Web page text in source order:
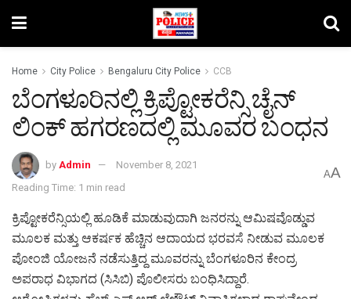
Home City Police Bengaluru City Police CCB
ಬೆಂಗಳೂರಿನಲ್ಲಿ ಕ್ರಿಪ್ಟೋಕರೆನ್ಸಿ ಚೈನ್
ಲಿಂಕ್ ಹಗರಣದಲ್ಲಿ ಮೂವರ ಬಂಧನ
by Admin
November 8, 2021
Reading Time: 1 min read
AA
ಕ್ರಿಪ್ಟೋಕರೆನ್ಸಿಯಲ್ಲಿ ಹೂಡಿಕೆ ಮಾಡುವುದಾಗಿ ಜನರನ್ನು ಆಮಿಷವೊಡ್ಡುವ
ಮೂಲಕ ಮತ್ತು ಆಕರ್ಷಕ ಹೆಚ್ಚಿನ ಆದಾಯದ ಭರವಸೆ ನೀಡುವ ಮೂಲಕ
ಪೋಂಜಿ ಯೋಜನೆ ನಡೆಸುತ್ತಿದ್ದ ಮೂವರನ್ನು ಬೆಂಗಳೂರಿನ ಕೇಂದ್ರ
ಅಪರಾಧ ವಿಭಾಗದ (ಸಿಸಿಬಿ) ಪೊಲೀಸರು ಬಂಧಿಸಿದ್ದಾರೆ.